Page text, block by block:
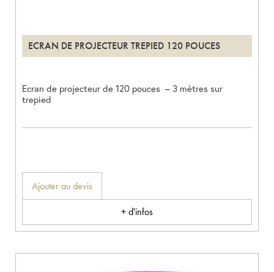
ECRAN DE PROJECTEUR TREPIED 120 POUCES
Ecran de projecteur de 120 pouces – 3 mètres sur
trepied
Ajouter au devis
+ d'infos